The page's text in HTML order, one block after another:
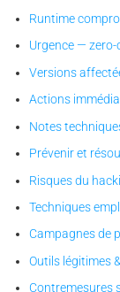
Runtime
Urgence —
Versions
Actions
Notes
Prévenir et
Risques du
Techniques
Campagnes de
Outils légitimes
Contremesures